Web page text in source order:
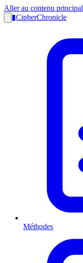
Aller au contenu principal
▮CipherChronicle
Méthodes